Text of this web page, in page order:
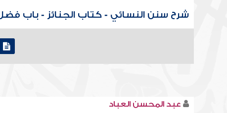
شرح سنن النسائي - كتاب الجنائز - باب
عبد المحسن العباد